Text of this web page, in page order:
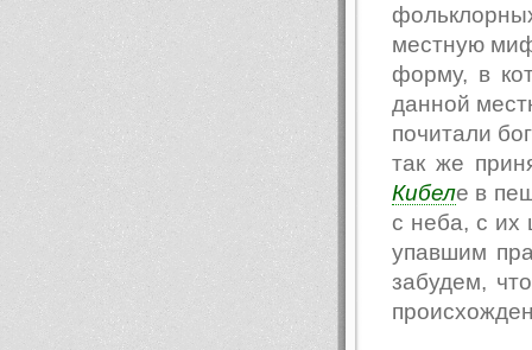
местную
форму, в
данной
почитали
так же
Кибеле в
с неба, с их
упавшим
забудем,